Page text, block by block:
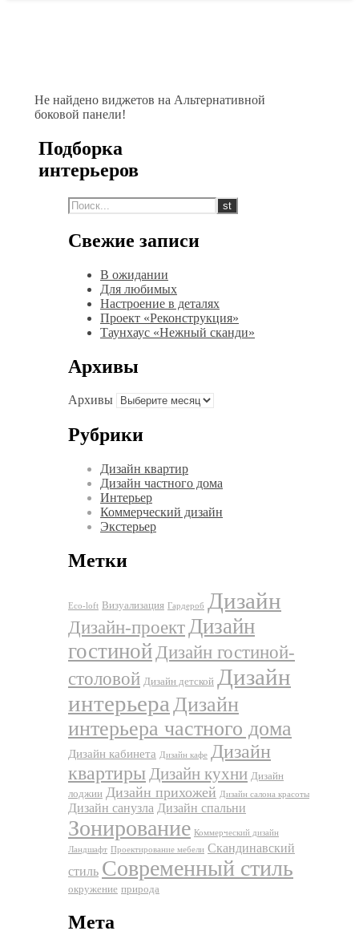
Не найдено виджетов на Альтернативной
боковой панели!
Подборка
интерьеров
Свежие записи
В ожидании
Для любимых
Настроение в деталях
Проект «Реконструкция»
Таунхаус «Нежный сканди»
Архивы
Архивы
Рубрики
Дизайн квартир
Дизайн частного дома
Интерьер
Коммерческий дизайн
Экстерьер
Метки
Eco-loft Визуализация Гардероб Дизайн
Дизайн-проектДизайн
гостинойДизайн гостиной-
столовой Дизайн детской Дизайн
интерьера Дизайн
интерьера частного дома
Дизайн кабинета Дизайн кафе Дизайн
квартирыДизайн кухни Дизайн
лоджии Дизайн прихожей Дизайн салона красоты
Дизайн санузла Дизайн спальни
Зонирование Коммерческий дизайн
Ландшафт Проектирование мебели Скандинавский
стиль Современный стиль
окружение природа
Мета